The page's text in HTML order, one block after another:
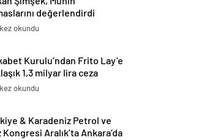
değerlendirdi
okundu
Kurulu’ndan Frito Lay’e
1,3 milyar lira ceza
okundu
& Karadeniz Petrol ve
Kongresi Aralık’ta Ankara’da